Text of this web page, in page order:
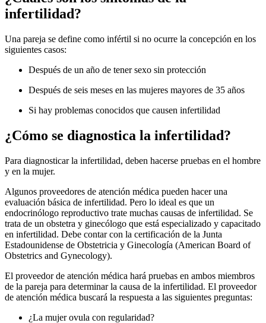
infertilidad?
Una pareja se define como infértil si no ocurre la concepción en los
siguientes casos:
Después de un año de tener sexo sin protección
Después de seis meses en las mujeres mayores de 35 años
Si hay problemas conocidos que causen infertilidad
¿Cómo se diagnostica la infertilidad?
Para diagnosticar la infertilidad, deben hacerse pruebas en el hombre
y en la mujer.
Algunos proveedores de atención médica pueden hacer una
evaluación básica de infertilidad. Pero lo ideal es que un
endocrinólogo reproductivo trate muchas causas de infertilidad. Se
trata de un obstetra y ginecólogo que está especializado y capacitado
en infertilidad. Debe contar con la certificación de la Junta
Estadounidense de Obstetricia y Ginecología (American Board of
Obstetrics and Gynecology).
El proveedor de atención médica hará pruebas en ambos miembros
de la pareja para determinar la causa de la infertilidad. El proveedor
de atención médica buscará la respuesta a las siguientes preguntas:
¿La mujer ovula con regularidad?